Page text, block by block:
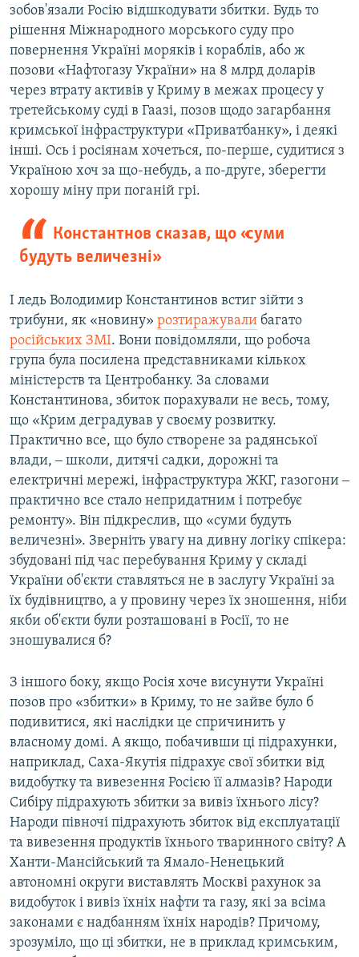
зобов'язали Росію відшкодувати збитки. Будь то
рішення Міжнародного морського суду про
повернення Україні моряків і кораблів, або ж
позови «Нафтогазу України» на 8 млрд доларів
через втрату активів у Криму в межах процесу у
третейському суді в Гаазі, позов щодо загарбання
кримської інфраструктури «Приватбанку», і деякі
інші. Ось і росіянам хочеться, по-перше, судитися з
Україною хоч за що-небудь, а по-друге, зберегти
хорошу міну при поганій грі.
Константнов сказав, що «суми
будуть величезні»
І ледь Володимир Константинов встиг зійти з
трибуни, як «новину» розтиражували багато
російських ЗМІ. Вони повідомляли, що робоча
група була посилена представниками кількох
міністерств та Центробанку. За словами
Константинова, збиток порахували не весь, тому,
що «Крим деградував у своєму розвитку.
Практично все, що було створене за радянської
влади, ‒ школи, дитячі садки, дорожні та
електричні мережі, інфраструктура ЖКГ, газогони ‒
практично все стало непридатним і потребує
ремонту». Він підкреслив, що «суми будуть
величезні». Зверніть увагу на дивну логіку спікера:
збудовані під час перебування Криму у складі
України об'єкти ставляться не в заслугу Україні за
їх будівництво, а у провину через їх зношення, ніби
якби об'єкти були розташовані в Росії, то не
зношувалися б?
З іншого боку, якщо Росія хоче висунути Україні
позов про «збитки» в Криму, то не зайве було б
подивитися, які наслідки це спричинить у
власному домі. А якщо, побачивши ці підрахунки,
наприклад, Саха-Якутія підрахує свої збитки від
видобутку та вивезення Росією її алмазів? Народи
Сибіру підрахують збитки за вивіз їхнього лісу?
Народи півночі підрахують збиток від експлуатації
та вивезення продуктів їхнього тваринного світу? А
Ханти-Мансійський та Ямало-Ненецький
автономні округи виставлять Москві рахунок за
видобуток і вивіз їхніх нафти та газу, які за всіма
законами є надбанням їхніх народів? Причому,
зрозуміло, що ці збитки, не в приклад кримським,